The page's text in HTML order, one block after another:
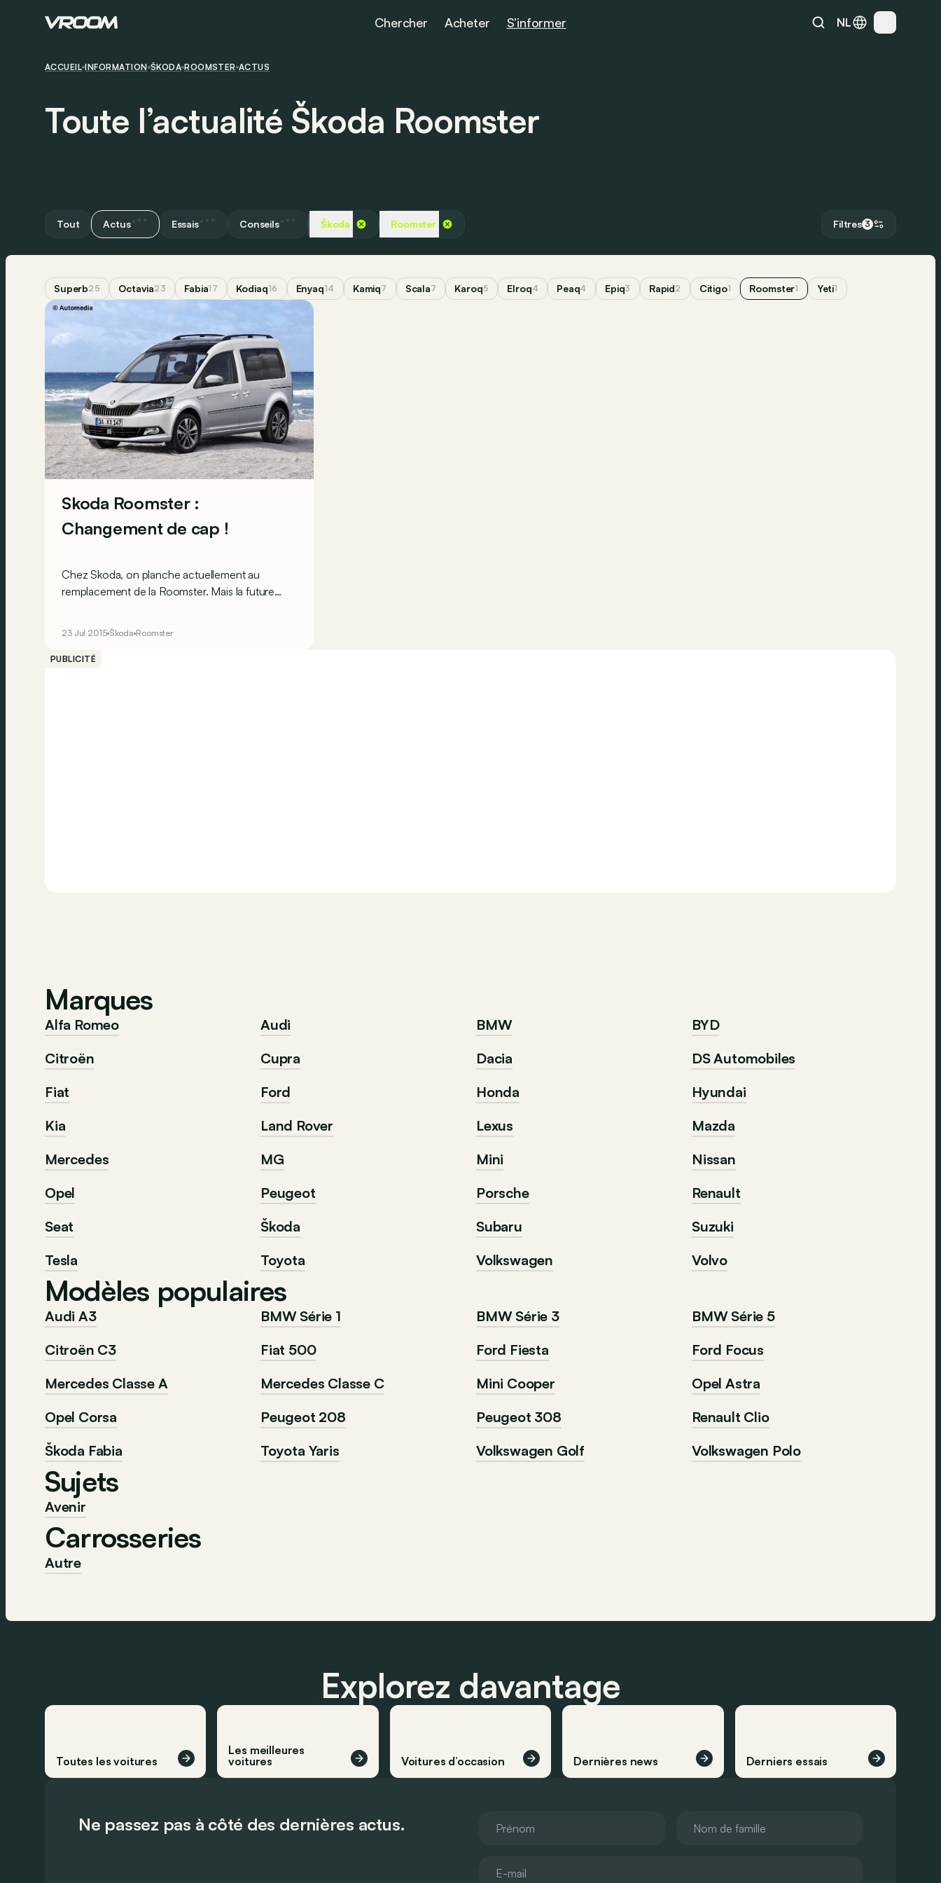
Chercher Acheter S’informer NL
ACCUEIL INFORMATION ŠKODA ROOMSTER ACTUS
Toute l’actualité Škoda Roomster
Tout Actus Essais Conseils Škoda Roomster Filtres 3
Superb25 Octavia23 Fabia17 Kodiaq16 Enyaq14 Kamiq7 Scala7 Karoq5 Elroq4 Peaq4 Epiq3 Rapid2 Citigo1 Roomster1 Yeti1
Skoda Roomster :
Changement de cap !
Chez Skoda, on planche actuellement au
remplacement de la Roomster. Mais la future
nous connaissons aujourd’hui ! En effet, il se
comme une version familiale de la Volkswagen
23 Jul 2015 Škoda Roomster
PUBLICITÉ
Marques
Alfa Romeo Audi BMW
BYD
Citroën
Cupra Dacia
DS Automobiles
Fiat
Ford Honda
Hyundai
Kia
Land Rover Lexus
Mazda
Mercedes
MG Mini
Nissan
Opel
Peugeot Porsche
Renault
Seat
Škoda Subaru
Suzuki
Tesla
Toyota Volkswagen Volvo
Modèles populaires
Audi A3 BMW Série 1 BMW Série 3
BMW Série 5
Citroën C3
Fiat 500 Ford Fiesta
Ford Focus
Mercedes Classe A
Mercedes Classe C Mini Cooper
Opel Astra
Opel Corsa
Peugeot 208 Peugeot 308
Renault Clio
Škoda Fabia
Toyota Yaris Volkswagen Golf Volkswagen Polo
Sujets
Avenir
Carrosseries
Autre
Explorez davantage
Toutes les voitures
Les meilleures
voitures
Voitures d’occasion Dernières news Derniers essais
Ne passez pas à côté des dernières actus.